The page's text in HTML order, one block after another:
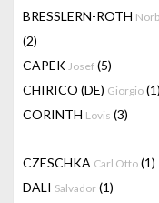
BRESSLERN-ROTH
(2)
CAPEK Josef (5)
CHIRICO (DE) Giorgio (1)
CORINTH Lovis (3)
CZESCHKA Carl Otto (1)
DALI Salvador (1)